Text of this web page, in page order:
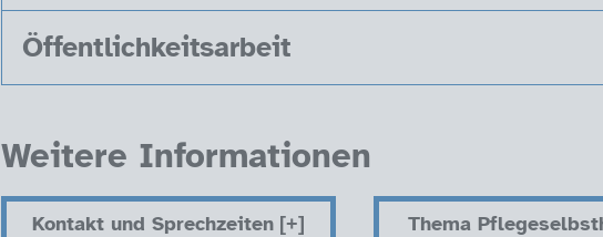
Öffentlichkeitsarbeit
Weitere Informationen
Kontakt und Sprechzeiten Thema